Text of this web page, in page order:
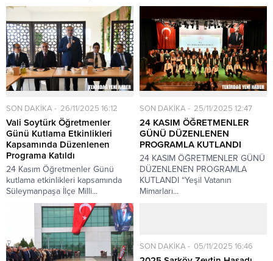
SON DAKİKA 26/11/2025 16:12
Vali Soytürk Öğretmenler
Günü Kutlama Etkinlikleri
Kapsamında Düzenlenen
Programa Katıldı
24 Kasım Öğretmenler Günü
kutlama etkinlikleri kapsamında
Süleymanpaşa İlçe Milli...
SON DAKİKA 25/11/2025 12:47
24 KASIM ÖĞRETMENLER
GÜNÜ DÜZENLENEN
PROGRAMLA KUTLANDI
24 KASIM ÖĞRETMENLER GÜNÜ
DÜZENLENEN PROGRAMLA
KUTLANDI “Yeşil Vatanın
Mimarları...
SON DAKİKA 05/11/2025 16:46